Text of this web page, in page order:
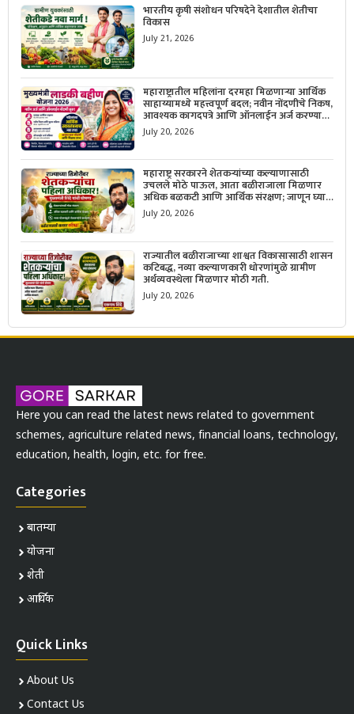
भारतीय कृषी संशोधन परिषदेने देशातील शेतीचा
विकास
July 21, 2026
महाराष्ट्रातील महिलांना दरमहा मिळणाऱ्या आर्थिक
साहाय्यामध्ये महत्त्वपूर्ण बदल; नवीन नोंदणीचे निकष,
आवश्यक कागदपत्रे आणि ऑनलाईन अर्ज करण्याची
सोपी प्रक्रिया जाणून घ्या.
July 20, 2026
महाराष्ट्र सरकारने शेतकऱ्यांच्या कल्याणासाठी
उचलले मोठे पाऊल, आता बळीराजाला मिळणार
अधिक बळकटी आणि आर्थिक संरक्षण; जाणून घ्या
सरकारचा नवा संकल्प.
July 20, 2026
राज्यातील बळीराजाच्या शाश्वत विकासासाठी शासन
कटिबद्ध, नव्या कल्याणकारी धोरणांमुळे ग्रामीण
अर्थव्यवस्थेला मिळणार मोठी गती.
July 20, 2026
Here you can read the latest news related to government
schemes, agriculture related news, financial loans, technology,
education, health, login, etc. for free.
Categories
बातम्या
योजना
शेती
आर्थिक
Quick Links
About Us
Contact Us